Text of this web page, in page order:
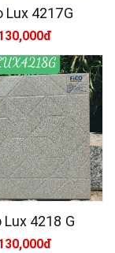
Lux 4217G
Lux 4218 G